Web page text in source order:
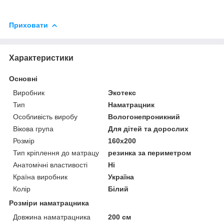
Приховати
Характеристики
Основні
Виробник
Экотекс
Тип
Наматрацник
Особливість виробу
Вологонепроникний
Вікова група
Для дітей та дорослих
Розмір
160x200
Тип кріплення до матрацу
резинка за периметром
Анатомічні властивості
Ні
Країна виробник
Україна
Колір
Білий
Розміри наматрацника
Довжина наматрацника
200 см